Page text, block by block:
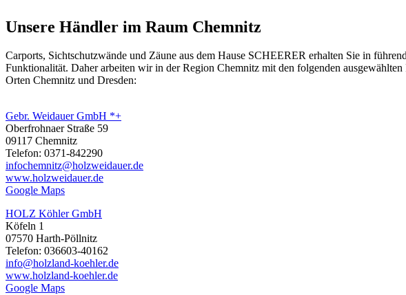
Unsere Händler im Raum Chemnitz
Carports, Sichtschutzwände und Zäune aus dem Hause SCHEERER erhalten Sie in
Funktionalität. Daher arbeiten wir in der Region Chemnitz mit den folgenden
Orten Chemnitz und Dresden:
Gebr. Weidauer GmbH *+
Oberfrohnaer Straße 59
09117 Chemnitz
Telefon: 0371-842290
infochemnitz@holzweidauer.de
www.holzweidauer.de
Google Maps
HOLZ Köhler GmbH
Köfeln 1
07570 Harth-Pöllnitz
Telefon: 036603-40162
info@holzland-koehler.de
www.holzland-koehler.de
Google Maps